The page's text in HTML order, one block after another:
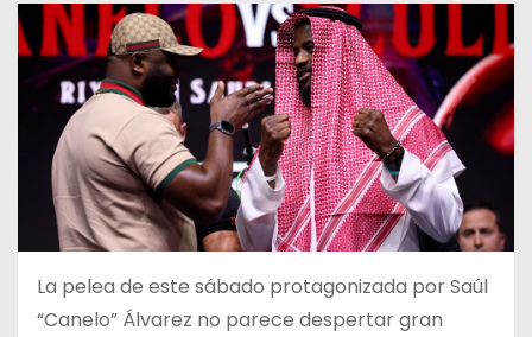
La pelea de este sábado protagonizada por Saúl
“Canelo” Álvarez no parece despertar gran